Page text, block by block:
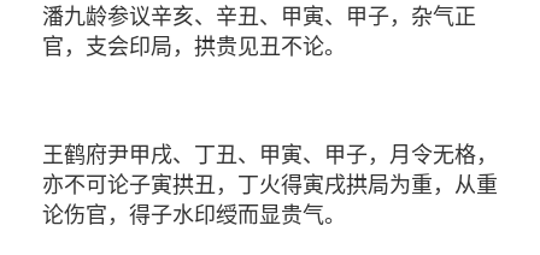
潘九龄参议辛亥、辛丑、甲寅、甲子，杂气正
官，支会印局，拱贵见丑不论。
王鹤府尹甲戌、丁丑、甲寅、甲子，月令无格，
亦不可论子寅拱丑，丁火得寅戌拱局为重，从重
论伤官，得子水印绶而显贵气。